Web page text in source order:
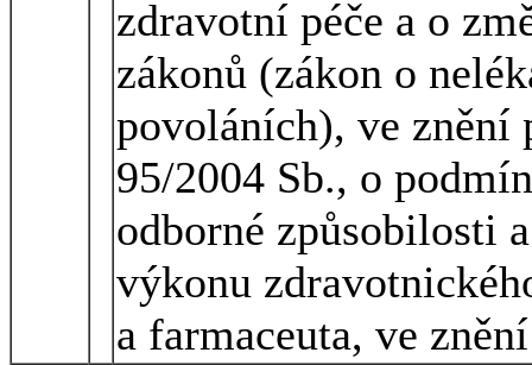
zdravotní péče a o
zákonů (zákon o
povoláních), ve znění
95/2004 Sb., o
odborné způsobilosti
výkonu
a farmaceuta, ve